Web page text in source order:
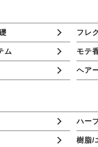
フレ
ム モテ
ヘア
ハー
樹脂/